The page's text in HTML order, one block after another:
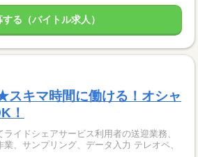
する（バイトル求人）
キマ時間に働ける！オシャ
！
ライドシェアサービス利用者の送迎業務、
、サンプリング、データ入力 テレオペ、